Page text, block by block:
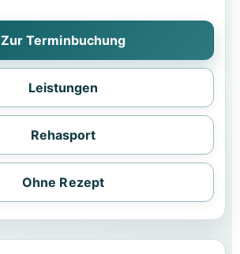
Zur Terminbuchung
Leistungen
Rehasport
Ohne Rezept